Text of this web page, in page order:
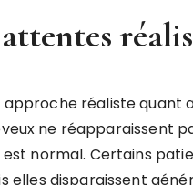
réaliste quant
ne réapparaissent
normal. Certains
elles disparaissent